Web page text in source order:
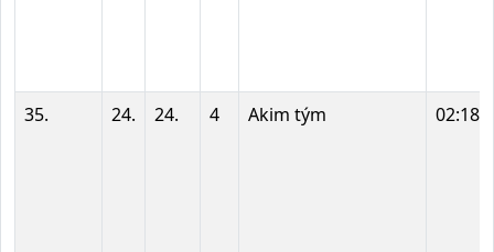
35. 24. 24. 4 Akim tým